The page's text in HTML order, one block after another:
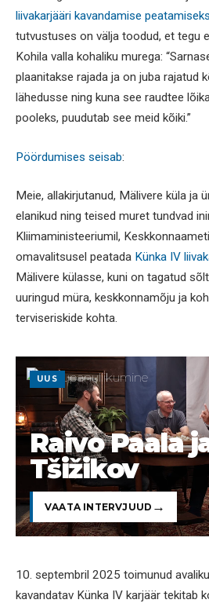
liivakarjääri kavandamise
tutvustuses on välja toodud, et tegu
Kohila valla kohaliku murega:
plaanitakse rajada ja on juba rajatud
lähedusse ning kuna see raudtee
pooleks, puudutab see meid kõiki.”
Pöördumises seisab:
Meie, allakirjutanud, Mälivere küla ja
elanikud ning teised muret tundvad
Kliimaministeeriumil,
omavalitsusel peatada Künka IV
Mälivere külasse, kuni on tagatud
uuringud müra, keskkonnamõju ja
terviseriskide kohta.
UUS
Raivo Paala
Tšižikov
VAATA INTERVJUUD
10. septembril 2025 toimunud
kavandatav Künka IV karjäär tekitab